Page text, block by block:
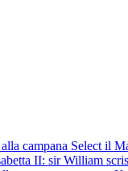
campana Select il
II: sir William